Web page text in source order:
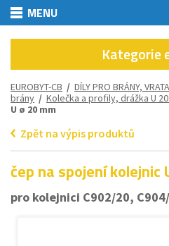
MENU
Kategorie
EUROBYT-CB / DÍLY PRO BRÁNY,
brány / Kolečka a profily, drážka U
U ø 20 mm
Zpět na výpis produktů
čep na spojení kolejnic
pro kolejnici C902/20,